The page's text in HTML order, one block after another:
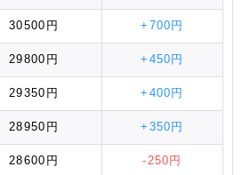
30500円 +700円
29800円 +450円
29350円 +400円
28950円 +350円
28600円 -250円